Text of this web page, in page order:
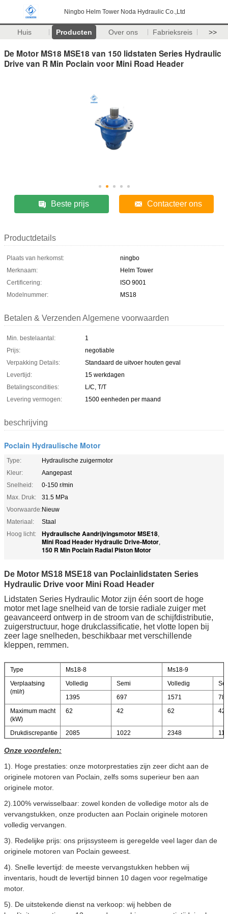
Ningbo Helm Tower Noda Hydraulic Co.,Ltd
Huis Producten Over ons Fabrieksreis >>
De Motor MS18 MSE18 van 150 lidstaten Series Hydraulic
Drive van R Min Poclain voor Mini Road Header
Beste prijs Contacteer ons
Productdetails
Plaats van herkomst:
ningbo
Merknaam:
Helm Tower
Certificering:
ISO 9001
Modelnummer:
MS18
Betalen & Verzenden Algemene voorwaarden
Min. bestelaantal:
1
Prijs:
negotiable
Verpakking Details:
Standaard de uitvoer houten geval
Levertijd:
15 werkdagen
Betalingscondities:
L/C, T/T
Levering vermogen:
1500 eenheden per maand
beschrijving
Poclain Hydraulische Motor
Type:
Hydraulische zuigermotor
Kleur:
Aangepast
Snelheid:
0-150 r/min
Max. Druk:
31.5 MPa
Voorwaarde:Nieuw
Materiaal:
Staal
Hoog licht:
Hydraulische Aandrijvingsmotor MSE18,
Mini Road Header Hydraulic Drive-Motor,
150 R Min Poclain Radial Piston Motor
De Motor MS18 MSE18 van Poclainlidstaten Series
Hydraulic Drive voor Mini Road Header
Lidstaten Series Hydraulic Motor zijn één soort de hoge
motor met lage snelheid van de torsie radiale zuiger met
geavanceerd ontwerp in de stroom van de schijfdistributie,
zuigerstructuur, hoge drukclassificatie, het vlotte lopen bij
zeer lage snelheden, beschikbaar met verschillende
kleppen, remmen.
Type Ms18-8
Ms18-9
Verplaatsing
(ml/r)
Volledig Semi Volledig
1395
697 1571
Maximum macht
(kW)
62 42 62 42
Drukdiscrepantie
10MPa torsie (N.
m)
2085 1022 2348
Geschatte torsie
(N. m)
5212 5870
(MPa)
Maximum druk
(MPa)
40 40
Geschatte
snelheid (r/min)
55 55
(r/min)
Onze voordelen:
1). Hoge prestaties: onze motorprestaties zijn zeer dicht aan de
originele motoren van Poclain, zelfs soms superieur ben aan
originele motor.
2).100% verwisselbaar: zowel konden de volledige motor als de
vervangstukken, onze producten aan Poclain originele motoren
volledig vervangen.
3). Redelijke prijs: ons prijssysteem is geregelde veel lager dan de
originele motoren van Poclain geweest
4). Snelle levertijd: de meeste vervangstukken hebben wij
inventaris, houdt de levertijd binnen 10 dagen voor regelmatige
motor.
5). De uitstekende dienst na verkoop: wij hebben de